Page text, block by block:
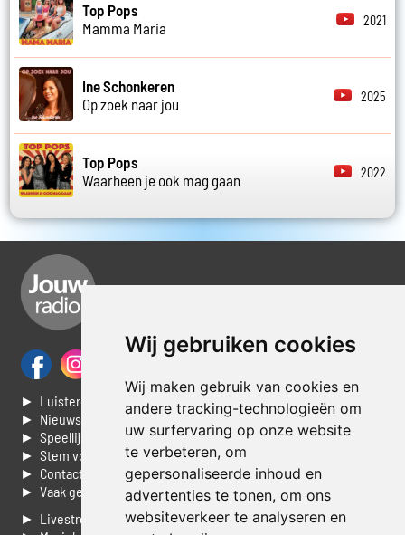
Wij gebruiken cookies
Wij maken gebruik van cookies en
andere tracking-technologieën om
uw surfervaring op onze website
te verbeteren, om
gepersonaliseerde inhoud en
advertenties te tonen, om ons
websiteverkeer te analyseren en
Top Pops
Mamma Maria
2021
Ine Schonkeren
Op zoek naar jou
2025
Top Pops
Waarheen je ook mag gaan
2022
► Luisteren naar Jouwradio
► Nieuws
► Speellijst
► Stem voor de Dag top 3
► Contacteer ons
► Vaak gestelde vragen
► Livestream informatie